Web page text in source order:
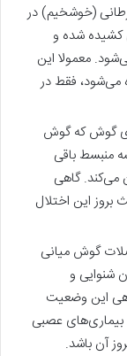
(خوشخیم) در
شده و
معمولا این
می‌شود، فقط در
گوش که گوش
منبسط باقی
گاهی
بروز این اختلال
گوش میانی
شنوایی و
این وضعیت
عصبی
آن باشد.